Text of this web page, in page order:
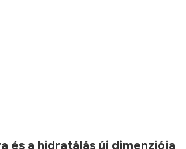
és a hidratálás új dimenziója